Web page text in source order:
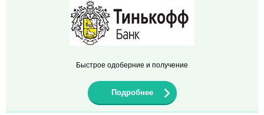
Быстрое одоберние и получение
Подробнее